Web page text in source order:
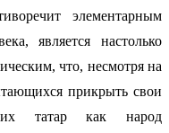
элементарным
является настолько
что, несмотря на
прикрыть свои
татар как народ